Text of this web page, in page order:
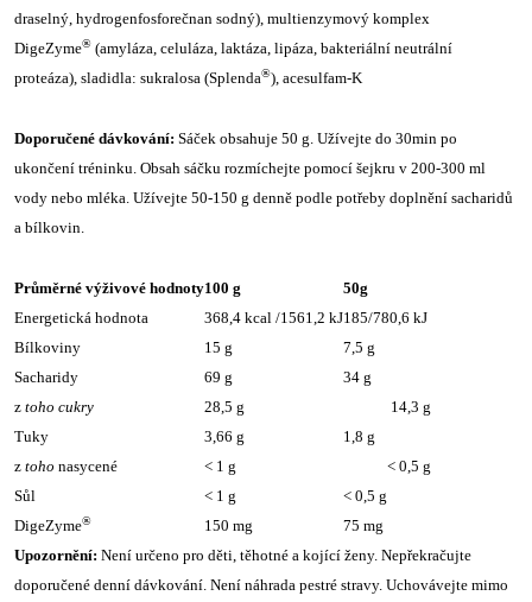
draselný, hydrogenfosforečnan sodný), multienzymový komplex
DigeZyme® (amyláza, celuláza, laktáza, lipáza, bakteriální neutrální
proteáza), sladidla: sukralosa (Splenda®), acesulfam-K
Doporučené dávkování: Sáček obsahuje 50 g. Užívejte do 30min po
ukončení tréninku. Obsah sáčku rozmíchejte pomocí šejkru v 200-300 ml
vody nebo mléka. Užívejte 50-150 g denně podle potřeby doplnění sacharidů
a bílkovin.
Průměrné výživové hodnoty100 g
50g
Energetická hodnota
368,4 kcal /1561,2 kJ185/780,6 kJ
Bílkoviny
15 g
7,5 g
Sacharidy
69 g
34 g
z toho cukry 28,5 g
14,3 g
Tuky
3,66 g
1,8 g
z toho nasycené < 1 g
< 0,5 g
Sůl
< 1 g
< 0,5 g
DigeZyme® 150 mg
75 mg
Upozornění: Není určeno pro děti, těhotné a kojící ženy. Nepřekračujte
doporučené denní dávkování. Není náhrada pestré stravy. Uchovávejte mimo